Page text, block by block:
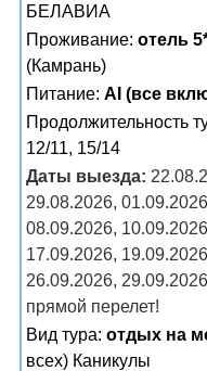
БЕЛАВИА
Проживание: отель
(Камрань)
Питание: AI (все
Продолжительность
12/11, 15/14
Даты выезда:
29.08.2026,
08.09.2026,
17.09.2026,
26.09.2026,
прямой перелет!
Вид тура: отдых на
всех) Каникулы